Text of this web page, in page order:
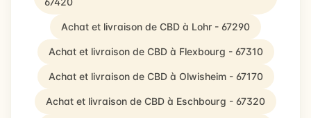
Achat et livraison de CBD à Lohr - 67290
Achat et livraison de CBD à Flexbourg - 67310
Achat et livraison de CBD à Olwisheim - 67170
Achat et livraison de CBD à Eschbourg - 67320